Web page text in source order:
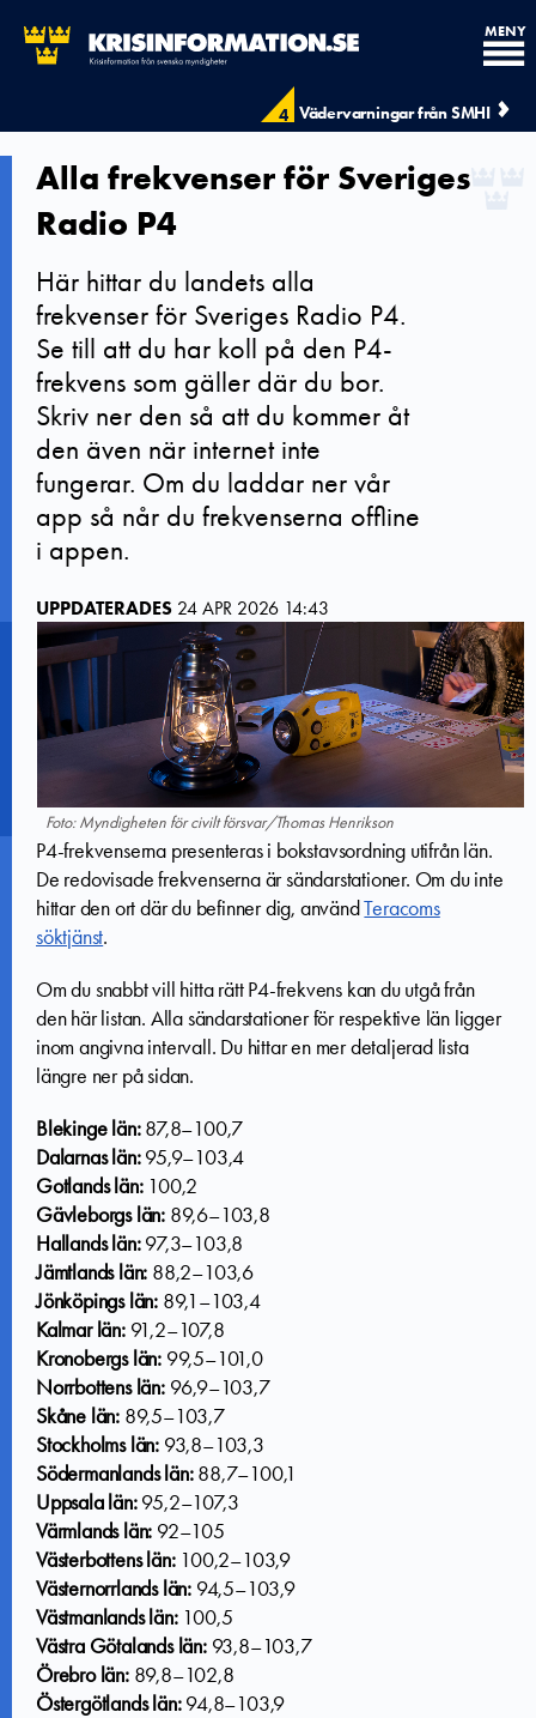
4 Vädervarningar från SMHI
MENY
Alla frekvenser för Sveriges
Radio P4
Här hittar du landets alla
frekvenser för Sveriges Radio P4.
Se till att du har koll på den P4-
frekvens som gäller där du bor.
Skriv ner den så att du kommer åt
den även när internet inte
fungerar. Om du laddar ner vår
app så når du frekvenserna offline
i appen.
UPPDATERADES 24 APR 2026 14:43
Foto: Myndigheten för civilt försvar/Thomas Henrikson
P4-frekvenserna presenteras i bokstavsordning utifrån län.
De redovisade frekvenserna är sändarstationer. Om du inte
hittar den ort där du befinner dig, användTeracoms
söktjänst.
Om du snabbt vill hitta rätt P4-frekvens kan du utgå från
den här listan. Alla sändarstationer för respektive län ligger
inom angivna intervall. Du hittar en mer detaljerad lista
längre ner på sidan.
Blekinge län:87,8–100,7
Dalarnas län:95,9–103,4
Gotlands län:100,2
Gävleborgs län: 89,6–103,8
Hallands län:97,3–103,8
Jämtlands län: 88,2–103,6
Jönköpings län: 89,1–103,4
Kalmar län:91,2–107,8
Kronobergs län: 99,5–101,0
Norrbottens län:96,9–103,7
Skåne län: 89,5–103,7
Stockholms län: 93,8–103,3
Södermanlands län:88,7–100,1
Uppsala län:95,2–107,3
Värmlands län: 92–105
Västerbottens län:100,2–103,9
Västernorrlands län: 94,5–103,9
Västmanlands län:100,5
Västra Götalands län:93,8–103,7
Örebro län:89,8–102,8
Östergötlands län:94,8–103,9